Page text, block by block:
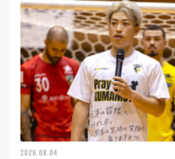
2026.08.04